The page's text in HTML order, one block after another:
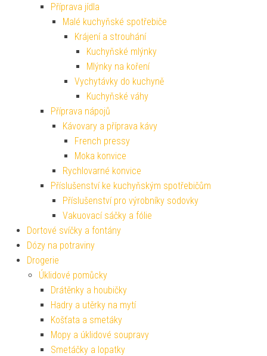
Příprava jídla
Malé kuchyňské spotřebiče
Krájení a strouhání
Kuchyňské mlýnky
Mlýnky na koření
Vychytávky do kuchyně
Kuchyňské váhy
Příprava nápojů
Kávovary a příprava kávy
French pressy
Moka konvice
Rychlovarné konvice
Příslušenství ke kuchyňským spotřebičům
Příslušenství pro výrobníky sodovky
Vakuovací sáčky a fólie
Dortové svíčky a fontány
Dózy na potraviny
Drogerie
Úklidové pomůcky
Drátěnky a houbičky
Hadry a utěrky na mytí
Košťata a smetáky
Mopy a úklidové soupravy
Smetáčky a lopatky